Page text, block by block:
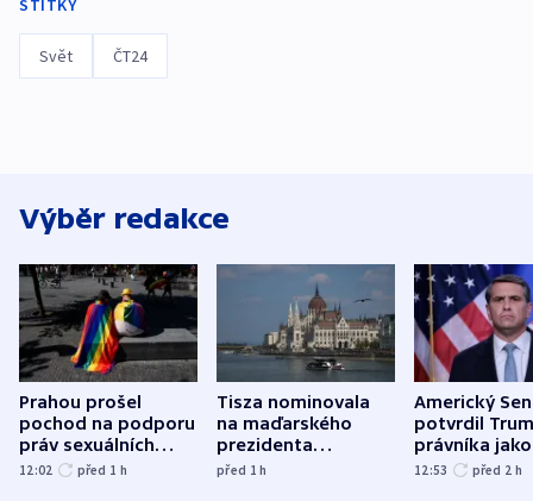
ŠTÍTKY
Svět ČT24
Výběr redakce
Prahou prošel
pochod na podporu
práv sexuálních
menšin
12:02 před 1 h
Tisza nominovala
na maďarského
prezidenta
bývalého šéfa
před 1h
Americký
potvrdil
právníka jako
ministra
12:53 před 2 h